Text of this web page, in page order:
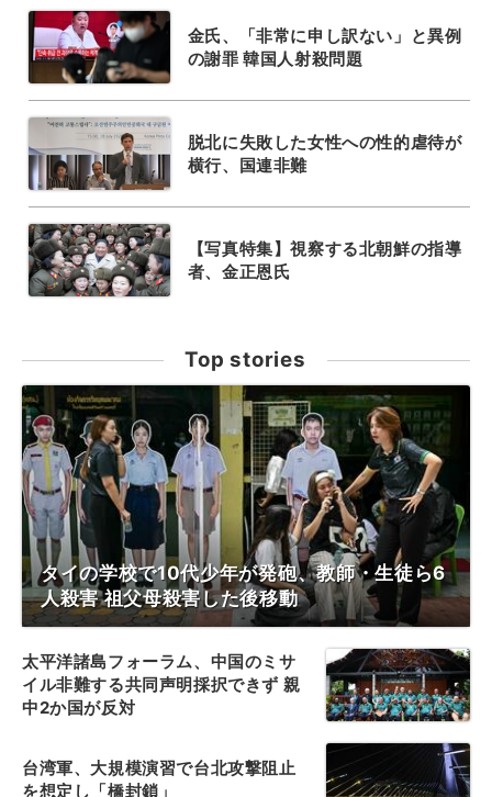
金氏、「非常に申し訳ない」と異例
の謝罪 韓国人射殺問題
脱北に失敗した女性への性的虐待が
横行、国連非難
【写真特集】視察する北朝鮮の指導
者、金正恩氏
Top stories
タイの学校で10代少年が発砲、教師・生徒ら6
人殺害 祖父母殺害した後移動
太平洋諸島フォーラム、中国のミサ
イル非難する共同声明採択できず 親
中2か国が反対
台湾軍、大規模演習で台北攻撃阻止
を想定し「橋封鎖」